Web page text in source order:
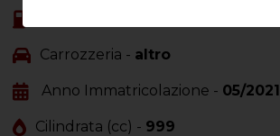
Carrozzeria - altro
Anno Immatricolazione - 05/2021
Cilindrata (cc) - 999